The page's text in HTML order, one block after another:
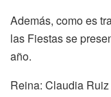
Además, como es
las Fiestas se
año.
Reina: Claudia